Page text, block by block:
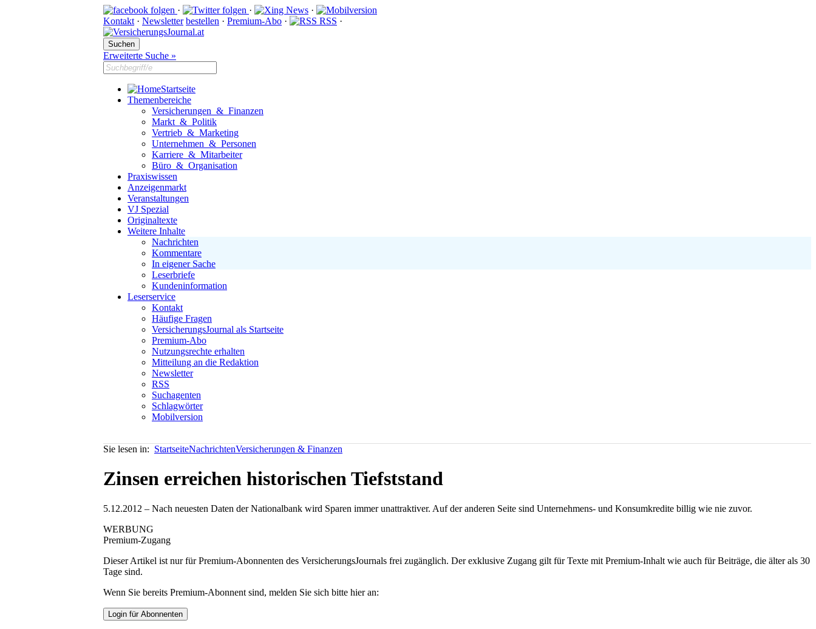
· ·
·
Kontakt · Newsletter bestellen · Premium-Abo · RSS ·
Erweiterte Suche »
Startseite
Themenbereiche
Versicherungen & Finanzen
Markt & Politik
Vertrieb & Marketing
Unternehmen & Personen
Karriere & Mitarbeiter
Büro & Organisation
Praxiswissen
Anzeigenmarkt
Veranstaltungen
VJ Spezial
Originaltexte
Weitere Inhalte
Nachrichten
Kommentare
In eigener Sache
Leserbriefe
Kundeninformation
Leserservice
Kontakt
Häufige Fragen
VersicherungsJournal als Startseite
Premium-Abo
Nutzungsrechte erhalten
Mitteilung an die Redaktion
Newsletter
RSS
Suchagenten
Schlagwörter
Mobilversion
Sie lesen in: StartseiteNachrichtenVersicherungen & Finanzen
Zinsen erreichen historischen Tiefststand
5.12.2012 – Nach neuesten Daten der Nationalbank wird Sparen immer unattraktiver. Auf der anderen Seite sind Unternehmens- und Konsumkredite billig wie nie zuvor.
WERBUNG
Premium-Zugang
Dieser Artikel ist nur für Premium-Abonnenten des VersicherungsJournals frei zugänglich. Der exklusive Zugang gilt für Texte mit Premium-Inhalt wie auch für Beiträge, die älter als 30
Tage sind.
Wenn Sie bereits Premium-Abonnent sind, melden Sie sich bitte hier an: